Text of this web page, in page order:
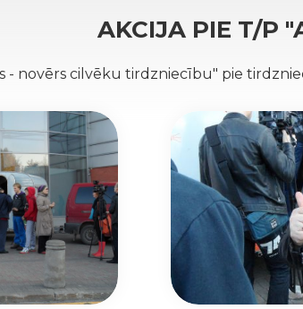
AKCIJA PIE T/P
- novērs cilvēku tirdzniecību" pie